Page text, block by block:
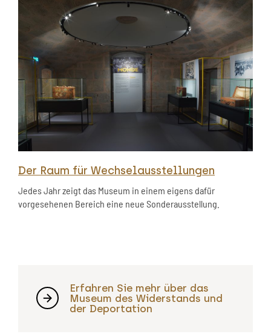
Der Raum für Wechselausstellungen
Jedes Jahr zeigt das Museum in einem eigens dafür
vorgesehenen Bereich eine neue Sonderausstellung.
Erfahren Sie mehr über das
Museum des Widerstands und
der Deportation